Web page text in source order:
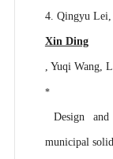
4. Qingyu Lei,
Xin Ding
, Yuqi Wang,
*
Design
municipal